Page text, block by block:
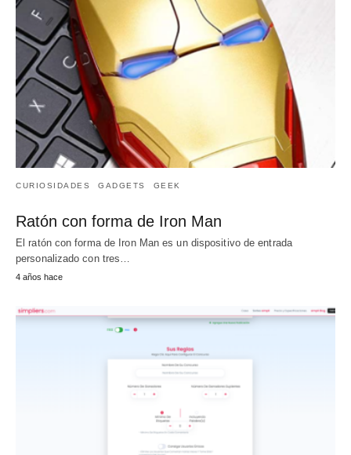
CURIOSIDADES GADGETS GEEK
Ratón con forma de Iron Man
El ratón con forma de Iron Man es un dispositivo de entrada
personalizado con tres…
4 años hace